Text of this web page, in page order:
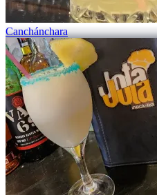
Canchánchara